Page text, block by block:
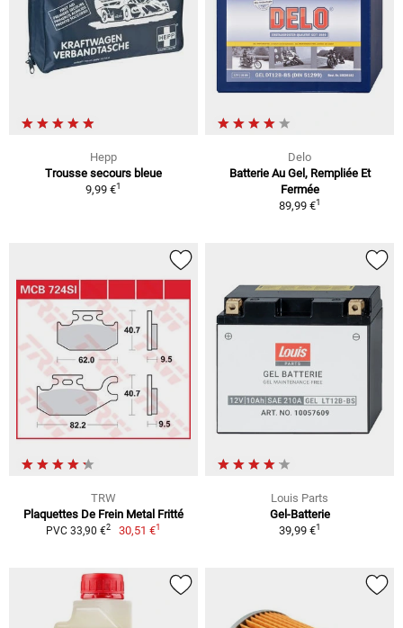
Hepp
Trousse secours bleue
9,99 €1
Delo
Batterie Au Gel, Rempliée Et
Fermée
89,99 €1
TRW
Plaquettes De Frein Metal Fritté
PVC 33,90 €2 30,51 €1
Louis Parts
Gel-Batterie
39,99 €1